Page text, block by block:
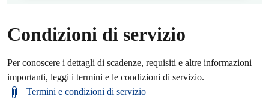
Condizioni di servizio
Per conoscere i dettagli di scadenze, requisiti e altre informazioni
importanti, leggi i termini e le condizioni di servizio.
Termini e condizioni di servizio